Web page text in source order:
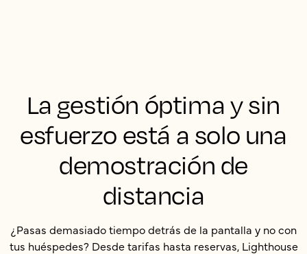
La gestión óptima y sin
esfuerzo está a solo una
demostración de
distancia
¿Pasas demasiado tiempo detrás de la pantalla y no con
tus huéspedes? Desde tarifas hasta reservas, Lighthouse